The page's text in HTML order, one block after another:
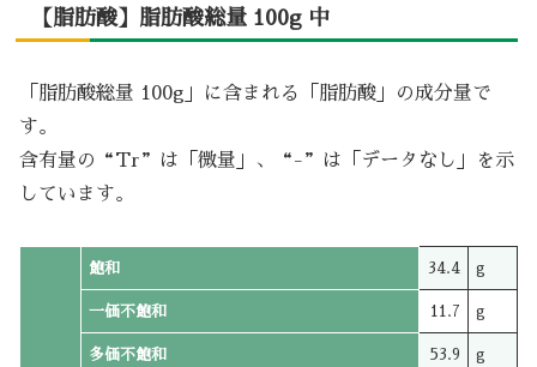
【脂肪酸】脂肪酸総量 100g 中
「脂肪酸総量 100g」に含まれる「脂肪酸」の成分量で
す。
含有量の“Tr”は「微量」、“-”は「データなし」を示
しています。
飽和 34.4 g
一価不飽和 11.7 g
多価不飽和 53.9 g